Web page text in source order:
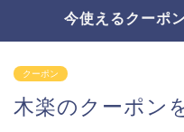
今使えるクーポ
クーポン
木楽のクーポン